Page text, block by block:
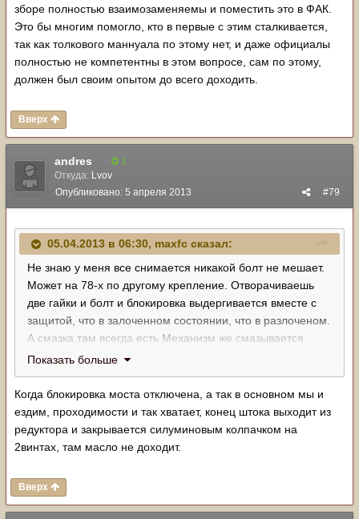
зборе полностью взаимозаменяемы и поместить это в ФАК.
Это бы многим помогло, кто в первые с этим сталкивается,
так как толкового маннуала по этому нет, и даже официалы
полностью не компетентны в этом вопросе, сам по этому,
должен был своим опытом до всего доходить.
Вверх
andres 1
Откуда: Lvov
#79
Опубликовано: 5 апреля 2013
05.04.2013 в 06:30, maxfc сказал:
Не знаю у меня все снимается никакой болт не мешает.
Может на 78-х по другому крепление. Отворачиваешь
две гайки и болт и блокировка выдергивается вместе с
защитой, что в залоченном состоянии, что в разлоченом.
А смазка там всегда есть Механизм же смазывается
маслом мостовым, я имею ввиду рейку со штоком и
вилку.
Показать больше
Когда блокировка моста отключена, а так в основном мы и
ездим, проходимости и так хватает, конец штока выходит из
редуктора и закрывается силуминовым колпачком на
2винтах, там масло не доходит.
Вверх